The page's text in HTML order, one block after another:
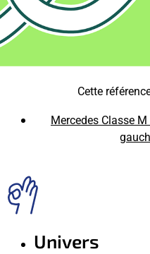
Cette
Mercedes Classe
Univers